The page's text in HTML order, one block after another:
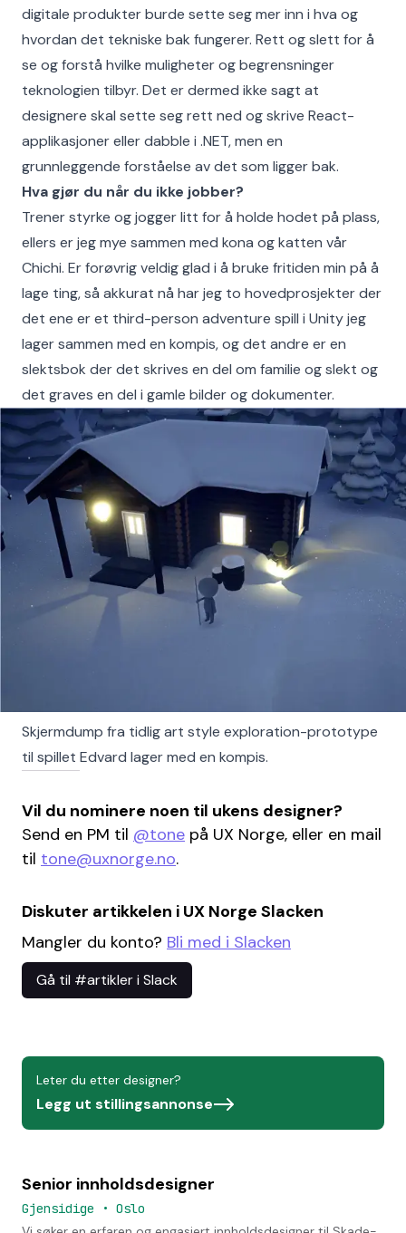
digitale produkter burde sette seg mer inn i hva og
hvordan det tekniske bak fungerer. Rett og slett for å
se og forstå hvilke muligheter og begrensninger
teknologien tilbyr. Det er dermed ikke sagt at
designere skal sette seg rett ned og skrive React-
applikasjoner eller dabble i .NET, men en
grunnleggende forståelse av det som ligger bak.
Hva gjør du når du ikke jobber?
Trener styrke og jogger litt for å holde hodet på plass,
ellers er jeg mye sammen med kona og katten vår
Chichi. Er forøvrig veldig glad i å bruke fritiden min på å
lage ting, så akkurat nå har jeg to hovedprosjekter der
det ene er et third-person adventure spill i Unity jeg
lager sammen med en kompis, og det andre er en
slektsbok der det skrives en del om familie og slekt og
det graves en del i gamle bilder og dokumenter.
Skjermdump fra tidlig art style exploration-prototype
til spillet Edvard lager med en kompis.
Vil du nominere noen til ukens designer?
Send en PM til @tone på UX Norge, eller en mail
til tone@uxnorge.no.
Diskuter artikkelen i UX Norge Slacken
Mangler du konto? Bli med i Slacken
Gå til #artikler i Slack
Leter du etter designer?
Legg ut stillingsannonse
Senior innholdsdesigner
Gjensidige • Oslo